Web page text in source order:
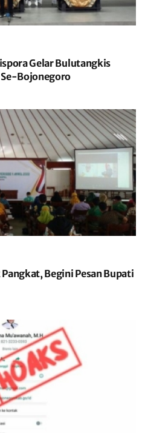
Gelar Bulutangkis
Se-Bojonegoro
Begini Pesan Bupati